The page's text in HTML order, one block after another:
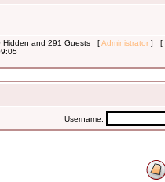
Hidden and 291 Guests [Administrator ] [
Username: